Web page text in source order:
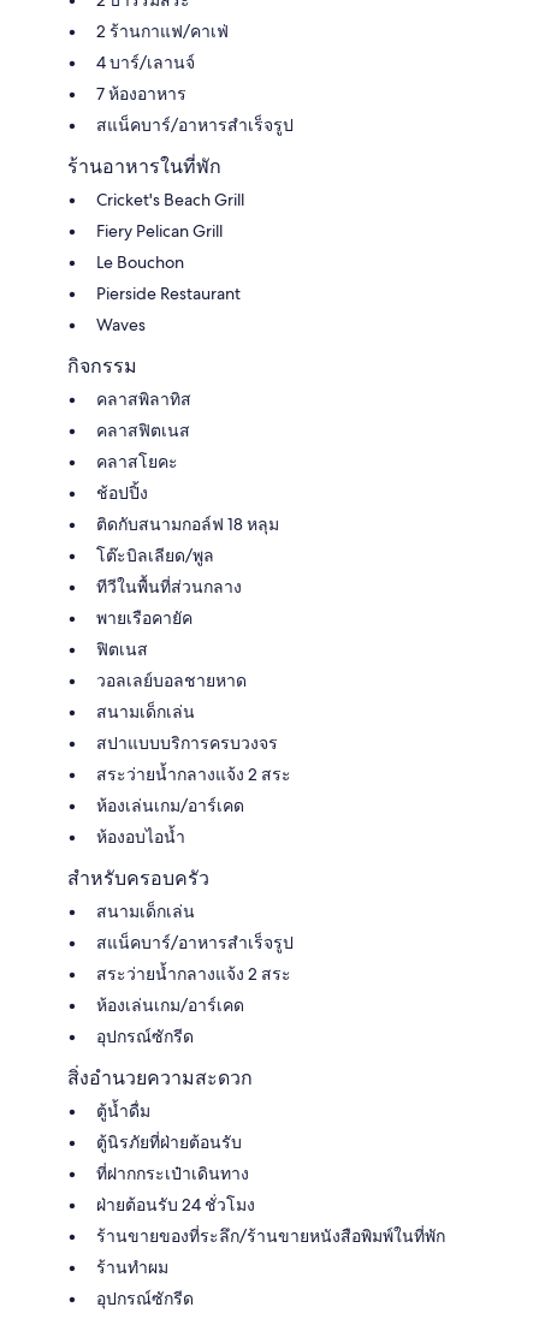
2 ร้านกาแฟ/คาเฟ่
4 บาร์/เลานจ์
7 ห้องอาหาร
สแน็คบาร์/อาหารสำเร็จรูป
ร้านอาหารในที่พัก
Cricket's Beach Grill
Fiery Pelican Grill
Le Bouchon
Pierside Restaurant
Waves
กิจกรรม
คลาสพิลาทิส
คลาสฟิตเนส
คลาสโยคะ
ช้อปปิ้ง
ติดกับสนามกอล์ฟ 18 หลุม
โต๊ะบิลเลียด/พูล
ทีวีในพื้นที่ส่วนกลาง
พายเรือคายัค
ฟิตเนส
วอลเลย์บอลชายหาด
สนามเด็กเล่น
สปาแบบบริการครบวงจร
สระว่ายน้ำกลางแจ้ง 2 สระ
ห้องเล่นเกม/อาร์เคด
ห้องอบไอน้ำ
สำหรับครอบครัว
สนามเด็กเล่น
สแน็คบาร์/อาหารสำเร็จรูป
สระว่ายน้ำกลางแจ้ง 2 สระ
ห้องเล่นเกม/อาร์เคด
อุปกรณ์ซักรีด
สิ่งอำนวยความสะดวก
ตู้น้ำดื่ม
ตู้นิรภัยที่ฝ่ายต้อนรับ
ที่ฝากกระเป๋าเดินทาง
ฝ่ายต้อนรับ 24 ชั่วโมง
ร้านขายของที่ระลึก/ร้านขายหนังสือพิมพ์ในที่พัก
ร้านทำผม
อุปกรณ์ซักรีด